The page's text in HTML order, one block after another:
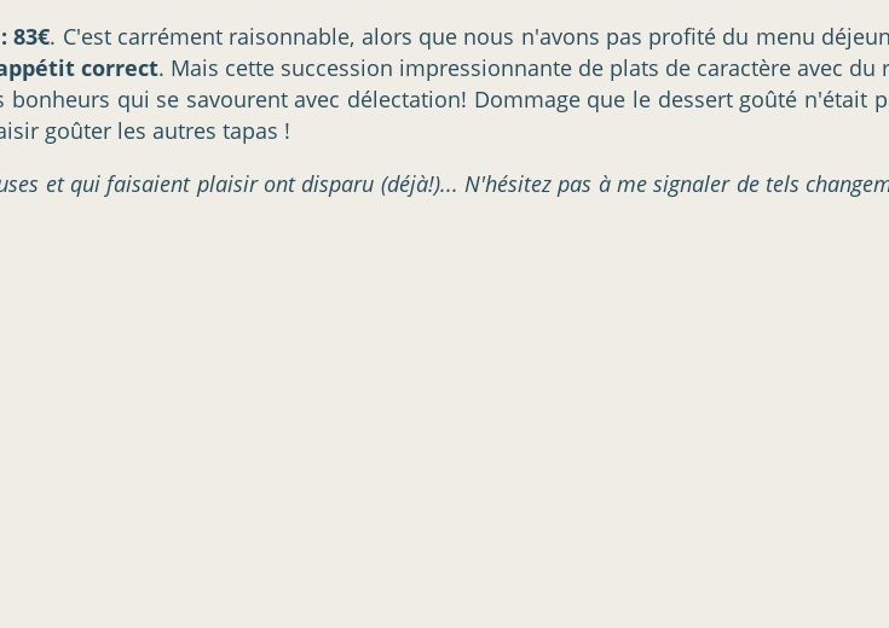
83€. C'est carrément raisonnable, alors que nous n'avons pas profité du menu
correct. Mais cette succession impressionnante de plats de caractère avec du
qui se savourent avec délectation! Dommage que le dessert goûté n'était
goûter les autres tapas !
et qui faisaient plaisir ont disparu (déjà!)... N'hésitez pas à me signaler de tels